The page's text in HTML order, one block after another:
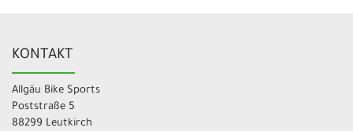
KONTAKT
Allgäu Bike Sports
Poststraße 5
88299 Leutkirch